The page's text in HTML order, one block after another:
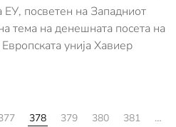
посветен на Западниот
тема на денешната посета на
унија Хавиер
378 379 380 381
…